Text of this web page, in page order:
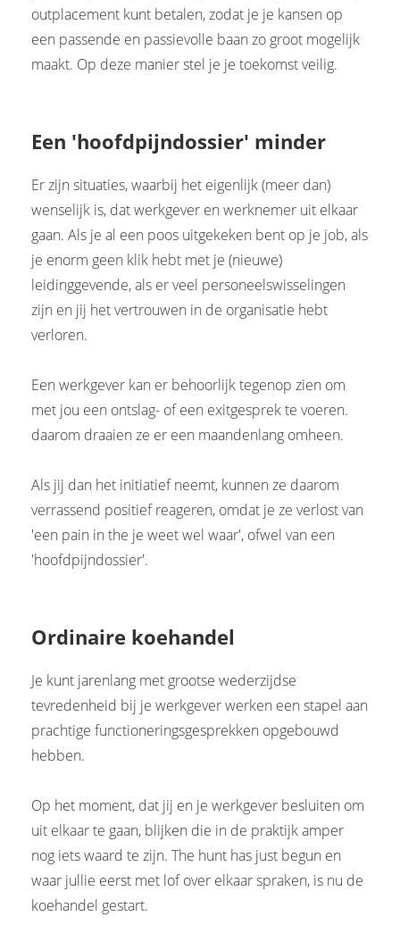
outplacement kunt betalen, zodat je je kansen op
een passende en passievolle baan zo groot mogelijk
maakt. Op deze manier stel je je toekomst veilig.
Een 'hoofdpijndossier' minder
Er zijn situaties, waarbij het eigenlijk (meer dan)
wenselijk is, dat werkgever en werknemer uit elkaar
gaan. Als je al een poos uitgekeken bent op je job, als
je enorm geen klik hebt met je (nieuwe)
leidinggevende, als er veel personeelswisselingen
zijn en jij het vertrouwen in de organisatie hebt
verloren.
Een werkgever kan er behoorlijk tegenop zien om
met jou een ontslag- of een exitgesprek te voeren.
daarom draaien ze er een maandenlang omheen.
Als jij dan het initiatief neemt, kunnen ze daarom
verrassend positief reageren, omdat je ze verlost van
'een pain in the je weet wel waar', ofwel van een
'hoofdpijndossier'.
Ordinaire koehandel
Je kunt jarenlang met grootse wederzijdse
tevredenheid bij je werkgever werken een stapel aan
prachtige functioneringsgesprekken opgebouwd
hebben.
Op het moment, dat jij en je werkgever besluiten om
uit elkaar te gaan, blijken die in de praktijk amper
nog iets waard te zijn. The hunt has just begun en
waar jullie eerst met lof over elkaar spraken, is nu de
koehandel gestart.